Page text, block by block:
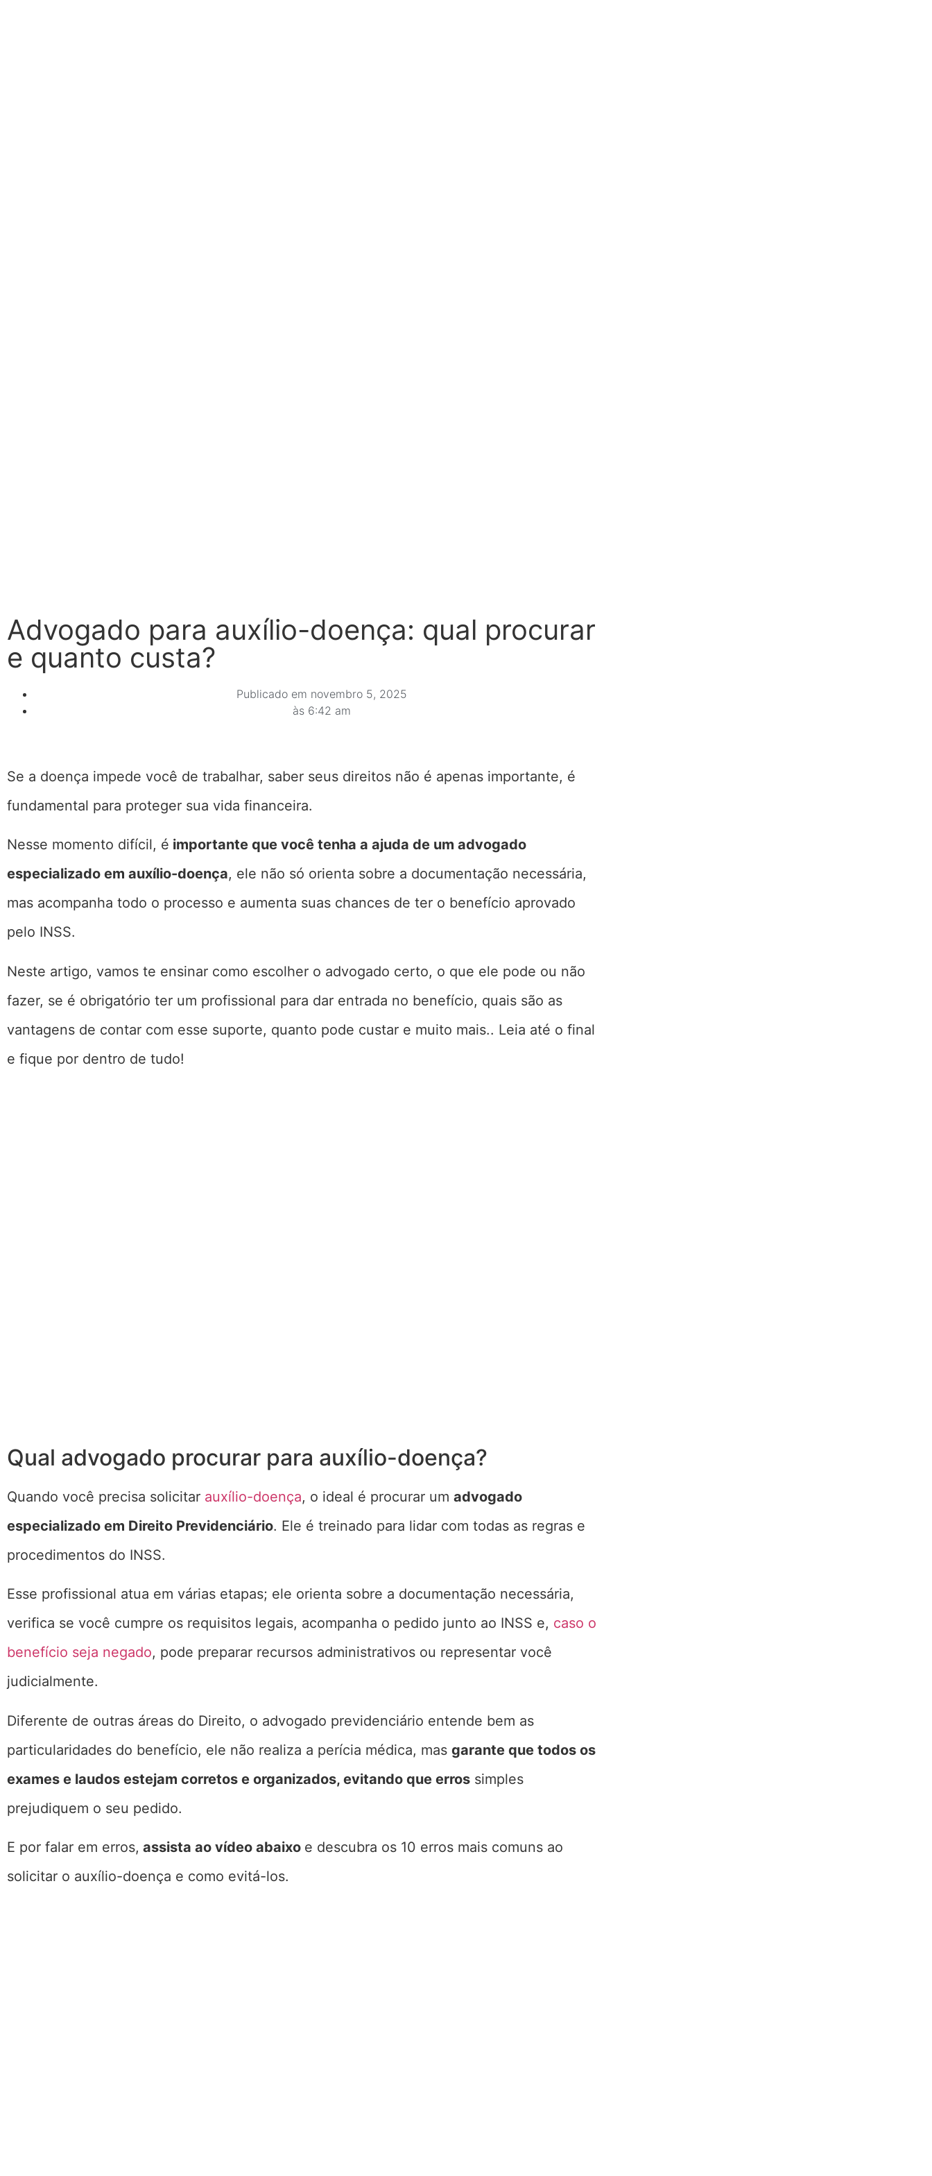
Advogado para auxílio-doença: qual procurar
e quanto custa?
Publicado em novembro 5, 2025
às 6:42 am
Se a doença impede você de trabalhar, saber seus direitos não é apenas importante, é
fundamental para proteger sua vida financeira.
Nesse momento difícil, é importante que você tenha a ajuda de um advogado
especializado em auxílio-doença, ele não só orienta sobre a documentação necessária,
mas acompanha todo o processo e aumenta suas chances de ter o benefício aprovado
pelo INSS.
Neste artigo, vamos te ensinar como escolher o advogado certo, o que ele pode ou não
fazer, se é obrigatório ter um profissional para dar entrada no benefício, quais são as
vantagens de contar com esse suporte, quanto pode custar e muito mais.. Leia até o final
e fique por dentro de tudo!
Qual advogado procurar para auxílio-doença?
Quando você precisa solicitar auxílio-doença, o ideal é procurar um advogado
especializado em Direito Previdenciário. Ele é treinado para lidar com todas as regras e
procedimentos do INSS.
Esse profissional atua em várias etapas; ele orienta sobre a documentação necessária,
verifica se você cumpre os requisitos legais, acompanha o pedido junto ao INSS e, caso o
benefício seja negado, pode preparar recursos administrativos ou representar você
judicialmente.
Diferente de outras áreas do Direito, o advogado previdenciário entende bem as
particularidades do benefício, ele não realiza a perícia médica, mas garante que todos os
exames e laudos estejam corretos e organizados, evitando que erros simples
prejudiquem o seu pedido.
E por falar em erros, assista ao vídeo abaixo e descubra os 10 erros mais comuns ao
solicitar o auxílio-doença e como evitá-los.